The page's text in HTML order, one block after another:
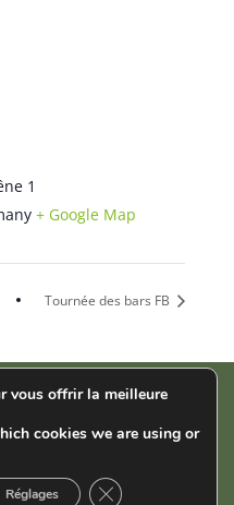
1
+ Google Map
Tournée des bars FB
Gießen |
vous offrir la meilleure
cookies we are using or
Réglages Fermer la
Deutsch